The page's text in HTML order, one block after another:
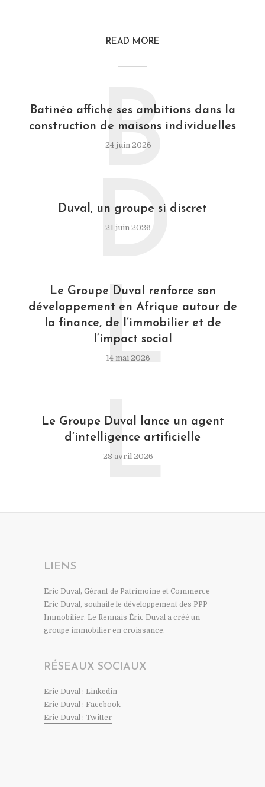
READ MORE
Batinéo affiche ses ambitions dans la
construction de maisons individuelles
24 juin 2026
B
Duval, un groupe si discret
21 juin 2026
D
Le Groupe Duval renforce son
développement en Afrique autour de
la finance, de l’immobilier et de
l’impact social
14 mai 2026
L
Le Groupe Duval lance un agent
d’intelligence artificielle
28 avril 2026
L
LIENS
Eric Duval, Gérant de Patrimoine et Commerce
Eric Duval, souhaite le développement des PPP
Immobilier. Le Rennais Éric Duval a créé un
groupe immobilier en croissance.
RÉSEAUX SOCIAUX
Eric Duval : Linkedin
Eric Duval : Facebook
Eric Duval : Twitter